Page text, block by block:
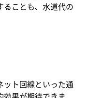
ることも、水道代の
ット回線といった通